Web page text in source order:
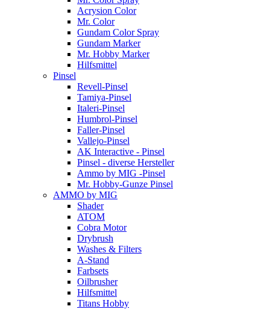
Acrysion Color
Mr. Color
Gundam Color Spray
Gundam Marker
Mr. Hobby Marker
Hilfsmittel
Pinsel
Revell-Pinsel
Tamiya-Pinsel
Italeri-Pinsel
Humbrol-Pinsel
Faller-Pinsel
Vallejo-Pinsel
AK Interactive - Pinsel
Pinsel - diverse Hersteller
Ammo by MIG -Pinsel
Mr. Hobby-Gunze Pinsel
AMMO by MIG
Shader
ATOM
Cobra Motor
Drybrush
Washes & Filters
A-Stand
Farbsets
Oilbrusher
Hilfsmittel
Titans Hobby